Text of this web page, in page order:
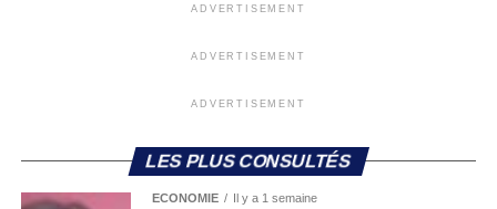
ADVERTISEMENT
ADVERTISEMENT
ADVERTISEMENT
LES PLUS CONSULTÉS
ECONOMIE Il y a 1 semaine